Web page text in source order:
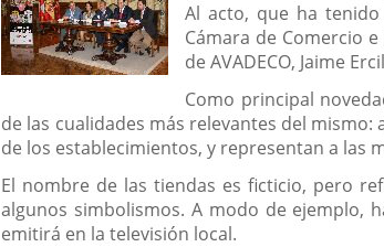
Al acto, que ha
Cámara de Comercio e
de AVADECO, Jaime
Como principal
de las cualidades más relevantes del
de los establecimientos, y representan a las
El nombre de las tiendas es ficticio, pero
algunos simbolismos. A modo de ejemplo,
emitirá en la televisión local.